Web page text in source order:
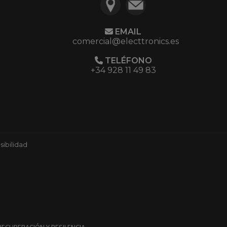
EMAIL
comercial@electtronics.es
TELÉFONO
+34 928 11 49 83